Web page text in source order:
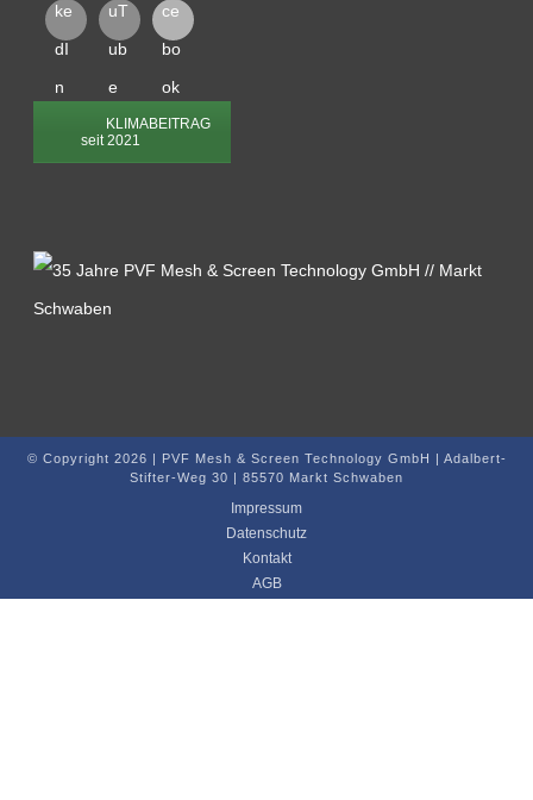
KLIMABEITRAG
seit 2021
© Copyright 2026 | PVF Mesh & Screen Technology GmbH | Adalbert-
Stifter-Weg 30 | 85570 Markt Schwaben
Impressum
Datenschutz
Kontakt
AGB